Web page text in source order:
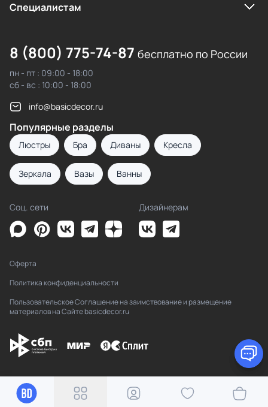
Cпециалистам
8 (800) 775-74-87 бесплатно по России
пн - пт : 09:00 - 18:00
сб - вс : 10:00 - 18:00
info@basicdecor.ru
Популярные разделы
Люстры Бра Диваны Кресла
Зеркала Вазы Ванны
Соц. сети Дизайнерам
Оферта
Политика конфиденциальности
Пользовательское Соглашение на заимствование и размещение
материалов на Сайте basicdecor.ru